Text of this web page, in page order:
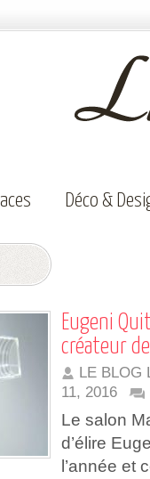
Déco &
Eugeni
créateur
LE BLOG
11, 2016
Le salon
d’élire
l’année et